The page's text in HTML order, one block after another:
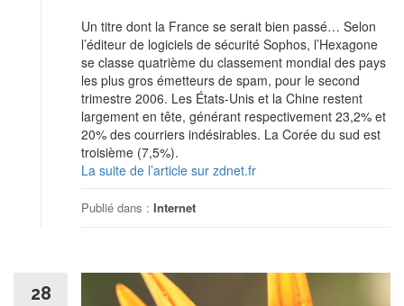
Un titre dont la France se serait bien passé… Selon
l’éditeur de logiciels de sécurité Sophos, l’Hexagone
se classe quatrième du classement mondial des pays
les plus gros émetteurs de spam, pour le second
trimestre 2006. Les États-Unis et la Chine restent
largement en tête, générant respectivement 23,2% et
20% des courriers indésirables. La Corée du sud est
troisième (7,5%).
La suite de l’article sur zdnet.fr
Publié dans : Internet
28